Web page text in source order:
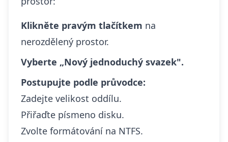
Klikněte pravým tlačítkem na
nerozdělený prostor.
Vyberte „Nový jednoduchý svazek".
Postupujte podle průvodce:
Zadejte velikost oddílu.
Přiřaďte písmeno disku.
Zvolte formátování na NTFS.